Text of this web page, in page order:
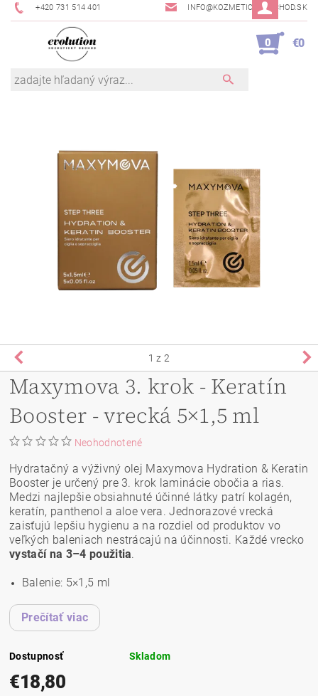
+420 731 514 401 INFO@KOZMETICKYOBCHOD.SK
0 €0
1 z 2
Maxymova 3. krok - Keratín
Booster - vrecká 5×1,5 ml
Neohodnotené
Hydratačný a výživný olej Maxymova Hydration & Keratin
Booster je určený pre 3. krok laminácie obočia a rias.
Medzi najlepšie obsiahnuté účinné látky patrí kolagén,
keratín, panthenol a aloe vera. Jednorazové vrecká
zaisťujú lepšiu hygienu a na rozdiel od produktov vo
veľkých baleniach nestrácajú na účinnosti. Každé vrecko
vystačí na 3–4 použitia.
Balenie: 5×1,5 ml
Prečítať viac
Dostupnosť Skladom
€18,80